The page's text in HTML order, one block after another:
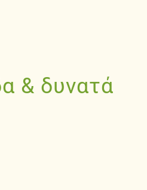
& δυνατά